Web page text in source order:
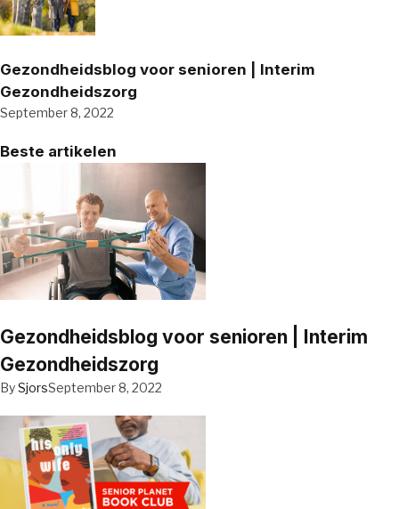
Gezondheidsblog voor senioren | Interim
Gezondheidszorg
September 8, 2022
Beste artikelen
Gezondheidsblog voor senioren | Interim
Gezondheidszorg
BySjorsSeptember 8, 2022